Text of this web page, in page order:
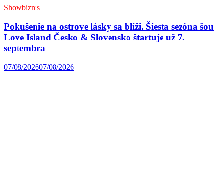
Showbiznis
Pokušenie na ostrove lásky sa blíži. Šiesta sezóna šou
Love Island Česko & Slovensko štartuje už 7.
septembra
07/08/202607/08/2026